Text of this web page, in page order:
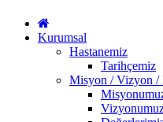
Kurumsal
Hastanemiz
Tarihçemiz
Misyon / Vizyon /